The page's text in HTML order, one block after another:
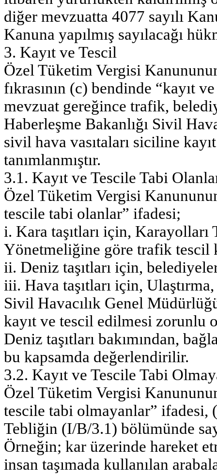
diğer mevzuatta 4077 sayılı
Kanuna yapılmış sayılacağı
3. Kayıt ve Tescil
Özel Tüketim Vergisi
fıkrasının (c) bendinde “kayıt
mevzuat gereğince trafik,
Haberleşme Bakanlığı Sivil
sivil hava vasıtaları siciline
tanımlanmıştır.
3.1. Kayıt ve Tescile Tabi
Özel Tüketim Vergisi
tescile tabi olanlar” ifadesi;
i. Kara taşıtları için,
Yönetmeliğine göre trafik tescil
ii. Deniz taşıtları için,
iii. Hava taşıtları için,
Sivil Havacılık Genel
kayıt ve tescil edilmesi zorunlu
Deniz taşıtları bakımından,
bu kapsamda değerlendirilir.
3.2. Kayıt ve Tescile Tabi
Özel Tüketim Vergisi
tescile tabi olmayanlar” ifadesi,
Tebliğin (I/B/3.1) bölümünde
Örneğin; kar üzerinde hareket
insan taşımada kullanılan